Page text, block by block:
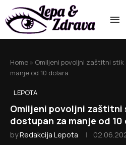
Home » Omiljeni povoljni zaštitni
manje od 10 dolara
LEPOTA
Omiljeni povoljni zaštitni
dostupan za manje od 10
byRedakcija Lepota